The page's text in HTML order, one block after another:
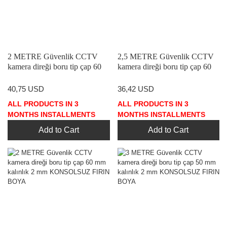
2 METRE Güvenlik CCTV
kamera direği boru tip çap 60
KONSOLSUZ FIRIN BOYA
40,75 USD
ALL PRODUCTS IN 3
MONTHS INSTALLMENTS
Add to Cart
2,5 METRE Güvenlik CCTV
kamera direği boru tip çap 60
KONSOLSUZ FIRIN BOYA
36,42 USD
ALL PRODUCTS IN 3
MONTHS INSTALLMENTS
Add to Cart